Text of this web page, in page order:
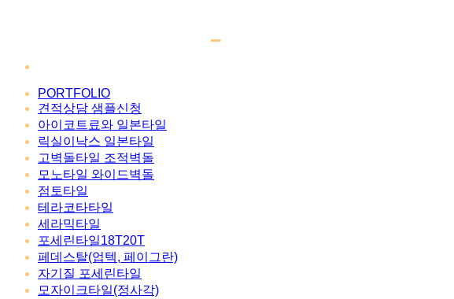
PORTFOLIO
견적상담 샘플신청
아이코트료와 일본타일
릭실이낙스 일본타일
고벽돌타일 조적벽돌
모노타일 와이드벽돌
점토타일
테라코타타일
세라믹타일
포세린타일18T20T
페데스탈(업텍, 페이그란)
자기질 포세린타일
모자이크타일(정사각)